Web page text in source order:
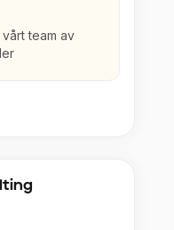
team av